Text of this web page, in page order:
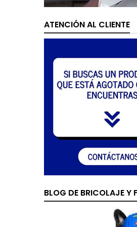
ATENCIÓN AL CLIENTE
BLOG DE BRICOLAJE Y